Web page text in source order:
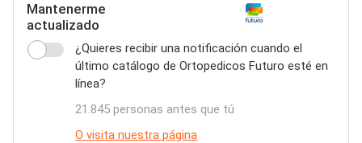
Mantenerme
actualizado
¿Quieres recibir una notificación cuando el
último catálogo de Ortopedicos Futuro esté en
línea?
21.845 personas antes que tú
O visita nuestra página